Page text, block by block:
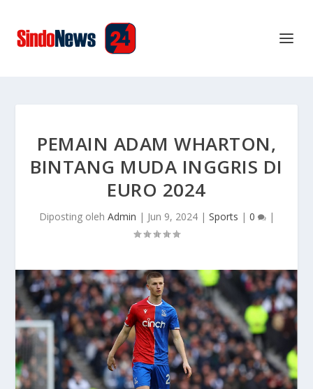
PEMAIN ADAM WHARTON,
BINTANG MUDA INGGRIS DI
EURO 2024
Diposting oleh Admin | Jun 9, 2024| Sports | 0 |